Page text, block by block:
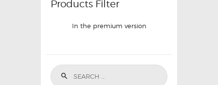
Products Filter
In the premium version